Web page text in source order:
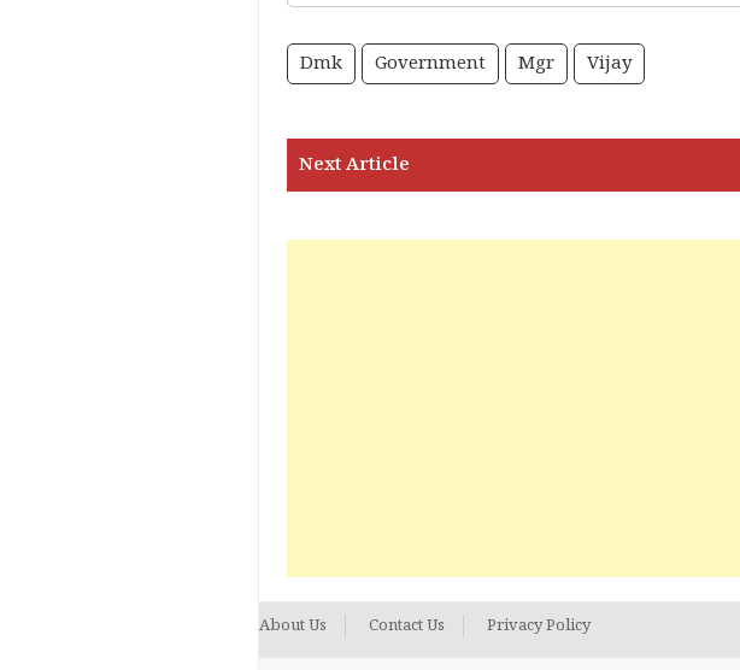
Dmk Government Mgr Vijay
About Us Contact Us Privacy Policy